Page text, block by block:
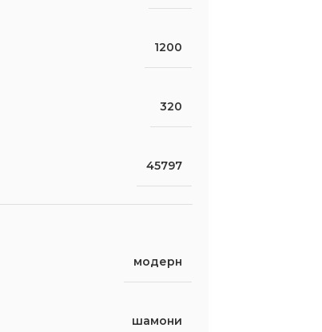
1200
320
45797
модерн
шамони